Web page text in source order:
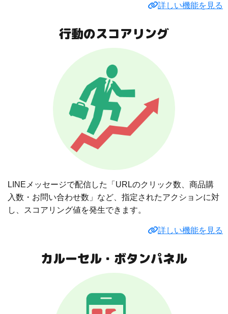
詳しい機能を見る
行動のスコアリング
LINEメッセージで配信した「URLのクリック数、商品購
入数・お問い合わせ数」など、指定されたアクションに対
し、スコアリング値を発生できます。
詳しい機能を見る
カルーセル・ボタンパネル